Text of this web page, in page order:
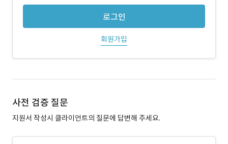
로그인
회원가입
사전 검증 질문
지원서 작성시 클라이언트의 질문에 답변해 주세요.